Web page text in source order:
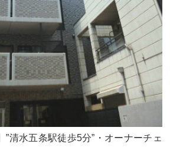
清水五条駅徒歩5分”・オーナーチェ